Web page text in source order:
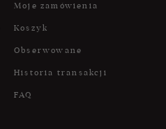
Moje zamówienia
Koszyk
Obserwowane
Historia transakcji
FAQ